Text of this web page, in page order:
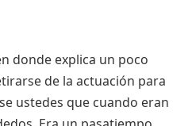
donde explica un poco
de la actuación para
ustedes que cuando eran